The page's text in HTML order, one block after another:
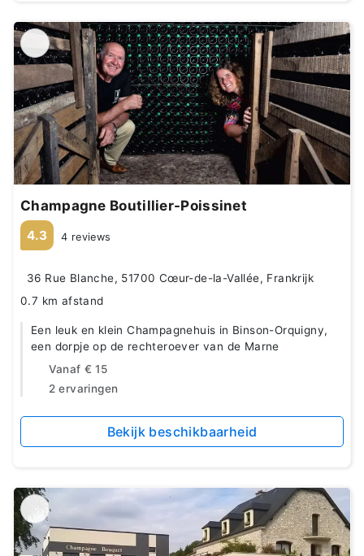
Champagne Boutillier-Poissinet
4.3 4 reviews
36 Rue Blanche, 51700 Cœur-de-la-Vallée, Frankrijk
0.7 km afstand
Een leuk en klein Champagnehuis in Binson-Orquigny,
een dorpje op de rechteroever van de Marne
Vanaf € 15
2 ervaringen
Bekijk beschikbaarheid